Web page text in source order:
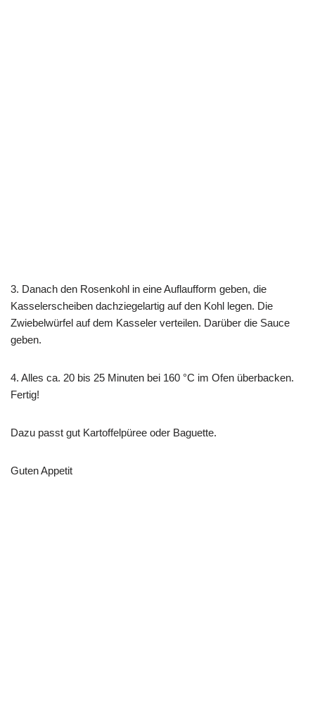
3. Danach den Rosenkohl in eine Auflaufform geben, die
Kasselerscheiben dachziegelartig auf den Kohl legen. Die
Zwiebelwürfel auf dem Kasseler verteilen. Darüber die Sauce
geben.
4. Alles ca. 20 bis 25 Minuten bei 160 °C im Ofen überbacken.
Fertig!
Dazu passt gut Kartoffelpüree oder Baguette.
Guten Appetit